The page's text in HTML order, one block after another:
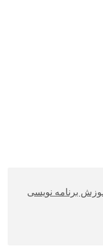
برنامه نویسی